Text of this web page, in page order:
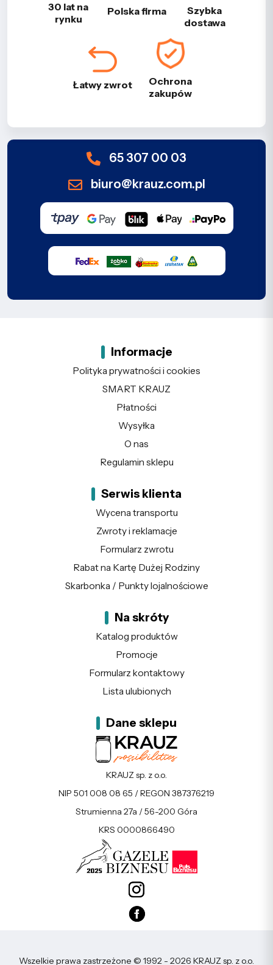
30 lat na
rynku
Polska firma
Szybka
dostawa
Łatwy zwrot
Ochrona
zakupów
65 307 00 03
biuro@krauz.com.pl
Informacje
Polityka prywatności i cookies
SMART KRAUZ
Płatności
Wysyłka
O nas
Regulamin sklepu
Serwis klienta
Wycena transportu
Zwroty i reklamacje
Formularz zwrotu
Rabat na Kartę Dużej Rodziny
Skarbonka / Punkty lojalnościowe
Na skróty
Katalog produktów
Promocje
Formularz kontaktowy
Lista ulubionych
Dane sklepu
KRAUZ sp. z o.o.
NIP 501 008 08 65 / REGON 387376219
Strumienna 27a / 56-200 Góra
KRS 0000866490
Wszelkie prawa zastrzeżone © 1992 - 2026 KRAUZ sp. z o.o.